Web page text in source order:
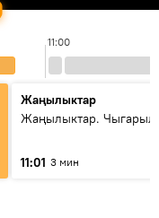
11:00
Жаңылыктар
Жаңылыктар.
11:01 3 мин